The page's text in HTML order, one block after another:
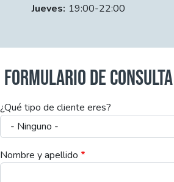
Jueves: 19:00-22:00
FORMULARIO DE
¿Qué tipo de cliente eres?
Nombre y apellido